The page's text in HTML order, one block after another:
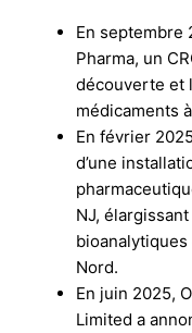
En septembre
Pharma, un
découverte et
médicaments
En février
d’une
NJ,
Nord.
En juin 2025,
Limited a